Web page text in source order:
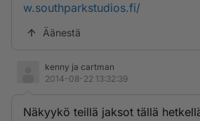
w.southparkstudios.fi/
Äänestä
kenny ja cartman
2014-08-22 13:32:39
Näkyykö teillä jaksot tällä